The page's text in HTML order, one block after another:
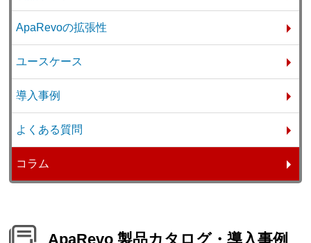
ApaRevoの拡張性
ユースケース
導入事例
よくある質問
コラム
ApaRevo 製品カタログ・導入事例